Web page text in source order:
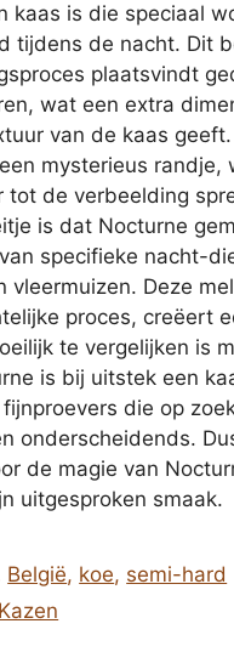
kaas is die speciaal
tijdens de nacht. Dit
plaatsvindt
wat een extra
van de kaas
mysterieus randje,
tot de verbeelding
is dat Nocturne
specifieke nacht-
vleermuizen. Deze
proces, creëert
te vergelijken is
is bij uitstek een
die op
onderscheidends.
de magie van
uitgesproken smaak.
België, koe, semi-hard